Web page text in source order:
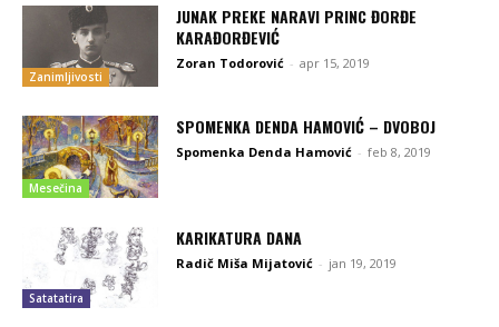
Zanimljivosti
JUNAK PREKE NARAVI PRINC ĐORĐE
KARAĐORĐEVIĆ
Zoran Todorović - apr 15, 2019
Mesečina
SPOMENKA DENDA HAMOVIĆ – DVOBOJ
Spomenka Denda Hamović - feb 8, 2019
Satatatira
KARIKATURA DANA
Radič Miša Mijatović - jan 19, 2019